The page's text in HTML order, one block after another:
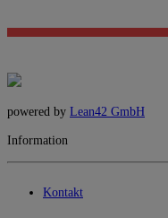
powered by Lean42 GmbH
Information
Kontakt